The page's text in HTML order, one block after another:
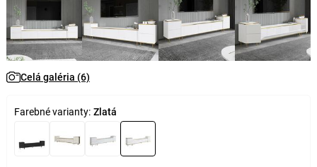
Celá galéria (6)
Farebné varianty: Zlatá